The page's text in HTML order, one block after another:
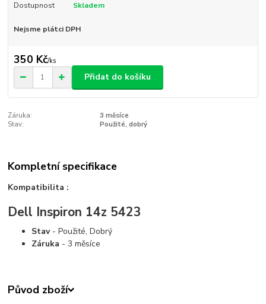
Dostupnost Skladem
Nejsme plátci DPH
350 Kč/ks
Přidat do košíku
Záruka:
3 měsíce
Stav:
Použité, dobrý
Kompletní specifikace
Kompatibilita :
Dell Inspiron 14z 5423
Stav - Použité, Dobrý
Záruka - 3 měsíce
Původ zboží